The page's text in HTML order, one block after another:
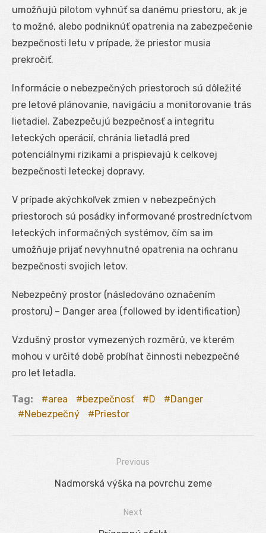
umožňujú pilotom vyhnúť sa danému priestoru, ak je
to možné, alebo podniknúť opatrenia na zabezpečenie
bezpečnosti letu v prípade, že priestor musia
prekročiť.
Informácie o nebezpečných priestoroch sú dôležité
pre letové plánovanie, navigáciu a monitorovanie trás
lietadiel. Zabezpečujú bezpečnosť a integritu
leteckých operácií, chránia lietadlá pred
potenciálnymi rizikami a prispievajú k celkovej
bezpečnosti leteckej dopravy.
V prípade akýchkoľvek zmien v nebezpečných
priestoroch sú posádky informované prostredníctvom
leteckých informačných systémov, čím sa im
umožňuje prijať nevyhnutné opatrenia na ochranu
bezpečnosti svojich letov.
Nebezpečný prostor (následováno označením
prostoru) – Danger area (followed by identification)
Vzdušný prostor vymezených rozměrů, ve kterém
mohou v určité době probíhat činnosti nebezpečné
pro let letadla.
Tag: area bezpečnosť D
Danger
Nebezpečný
Priestor
Navigácia
Previous
Previous
Nadmorská výška na povrchu zeme
Next